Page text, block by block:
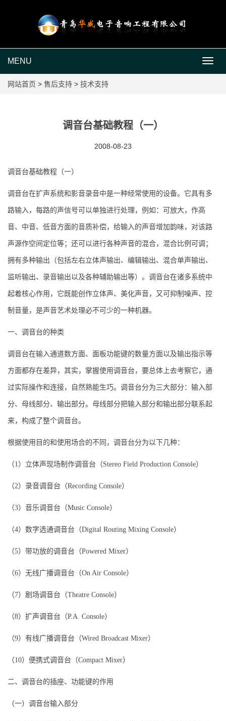
MENU
网站首页 > 售后支持 > 技术支持
调音台基础教程（一）
2008-08-23
调音台基础教程（一）
调音台在扩声系统和影音录音中是一种经常使用的设备。它具有多
路输入，每路的声信号可以单独进行处理，例如：可放大，作高
音、中音、低音方面的音质补偿，给输入的声音增加韵味，对该路
声源作空间定位等；还可以进行各种声音的混合，混合比例可调；
拥有多种输出（包括左右立体声输出、编辑输出、混合单声输出、
监听输出、录音输出以及各种辅助输出等）。调音台在诸多系统中
起着核心作用，它既能创作立体声、美化声音，又可抑制噪声、控
制音量，是声音艺术处理必不可少的一种机器。
一、调音台的种类
调音台在输入通道数方面、面板功能键的数量方面以及输出指示等
方面都存在差异，其实，掌握使用调音台，要总体上去考察它，通
过实际操作和连接，自然熟能生巧。调音台分为三大部分：输入部
分、母线部分、输出部分。母线部分把输入部分和输出部分联系起
来，构成了整个调音台。
根据使用目的和使用场合的不同，调音台分为以下几种：
（1）立体声现场制作调音台（Stereo Field Production Console）
（2）录音调音台（Recording Console）
（3）音乐调音台（Music Console）
（4）数字选通调音台（Digital Routing Mixing Console）
（5）带功放的调音台（Powered Mixer）
（6）无线广播调音台（On Air Console）
（7）剧场调音台（Theatre Console）
（8）扩声调音台（P.A. Console）
（9）有线广播调音台（Wired Broadcast Mixer）
（10）便携式调音台（Compact Mixer）
二、调音台的插座、功能键的作用
（一）调音台输入部分